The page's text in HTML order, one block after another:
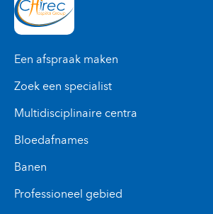
Een afspraak maken
Zoek een specialist
Multidisciplinaire centra
Bloedafnames
Banen
Professioneel gebied